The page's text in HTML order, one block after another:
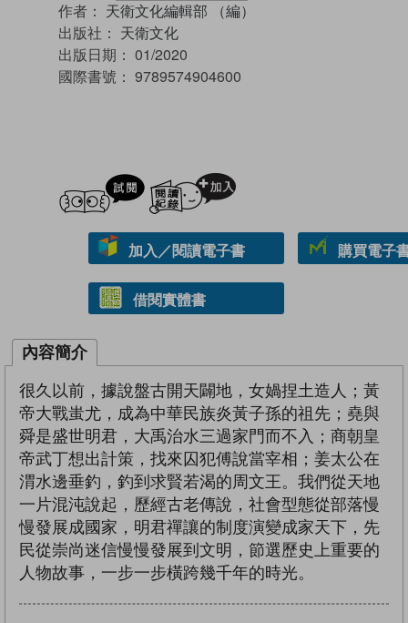
作者： 天衛文化編輯部 （編）
出版社： 天衛文化
出版日期： 01/2020
國際書號： 9789574904600
試閲
加入／閱讀電子書 購買電子
借閱實體書
內容簡介
很久以前，據說盤古開天闢地，女媧捏土造人；黃
帝大戰蚩尤，成為中華民族炎黃子孫的祖先；堯與
舜是盛世明君，大禹治水三過家門而不入；商朝皇
帝武丁想出計策，找來囚犯傅說當宰相；姜太公在
渭水邊垂釣，釣到求賢若渴的周文王。我們從天地
一片混沌說起，歷經古老傳說，社會型態從部落慢
慢發展成國家，明君禪讓的制度演變成家天下，先
民從崇尚迷信慢慢發展到文明，節選歷史上重要的
人物故事，一步一步橫跨幾千年的時光。